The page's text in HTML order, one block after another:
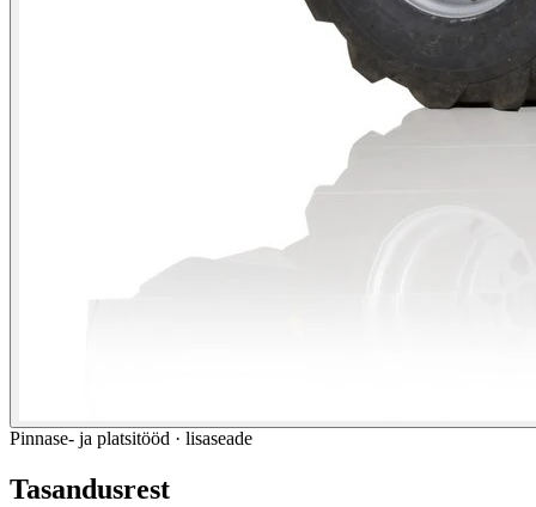
Pinnase- ja platsitööd · lisaseade
Tasandusrest